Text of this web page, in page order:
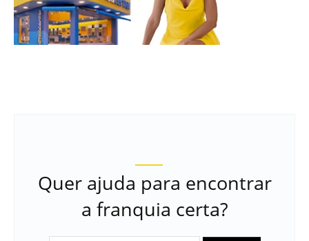
Quer ajuda para encontrar
a franquia certa?